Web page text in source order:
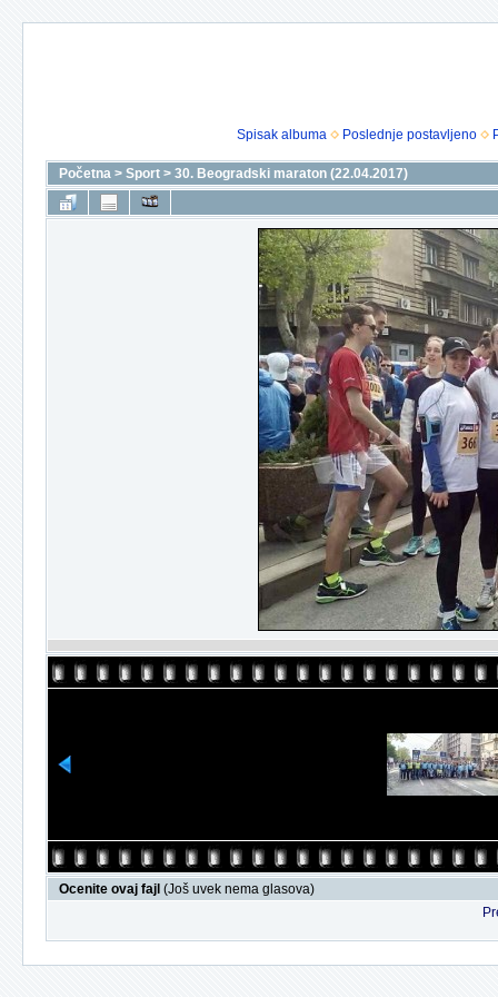
Spisak albuma Poslednje postavljeno
Početna > Sport > 30. Beogradski maraton (22.04.2017)
Ocenite ovaj fajl (Još uvek nema glasova)